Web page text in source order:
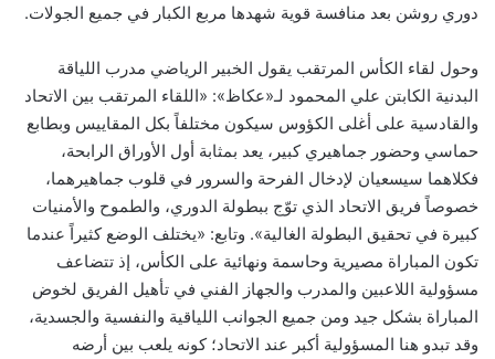
دوري روشن بعد منافسة قوية شهدها مربع الكبار في جميع الجولات.
وحول لقاء الكأس المرتقب يقول الخبير الرياضي مدرب اللياقة
البدنية الكابتن علي المحمود لـ«عكاظ»: «اللقاء المرتقب بين الاتحاد
والقادسية على أغلى الكؤوس سيكون مختلفاً بكل المقاييس وبطابع
حماسي وحضور جماهيري كبير، يعد بمثابة أول الأوراق الرابحة،
فكلاهما سيسعيان لإدخال الفرحة والسرور في قلوب جماهيرهما،
خصوصاً فريق الاتحاد الذي توّج ببطولة الدوري، والطموح والأمنيات
كبيرة في تحقيق البطولة الغالية». وتابع: «يختلف الوضع كثيراً عندما
تكون المباراة مصيرية وحاسمة ونهائية على الكأس، إذ تتضاعف
مسؤولية اللاعبين والمدرب والجهاز الفني في تأهيل الفريق لخوض
المباراة بشكل جيد ومن جميع الجوانب اللياقية والنفسية والجسدية،
وقد تبدو هنا المسؤولية أكبر عند الاتحاد؛ كونه يلعب بين أرضه